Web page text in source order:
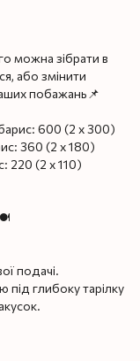
можна зібрати в
або змінити
побажань📌
600 (2 x 300)
360 (2 x 180)
220 (2 x 110)
подачі.
глибоку тарілку